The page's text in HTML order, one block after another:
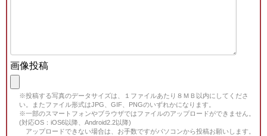
画像投稿
※投稿する写真のデータサイズは、１ファイルあたり８ＭＢ以内にしてくださ
い。またファイル形式はJPG、GIF、PNGのいずれかになります。
※一部のスマートフォンやブラウザではファイルのアップロードができません。
(対応OS：iOS6以降、Android2.2以降)
アップロードできない場合は、お手数ですがパソコンから投稿お願いします。